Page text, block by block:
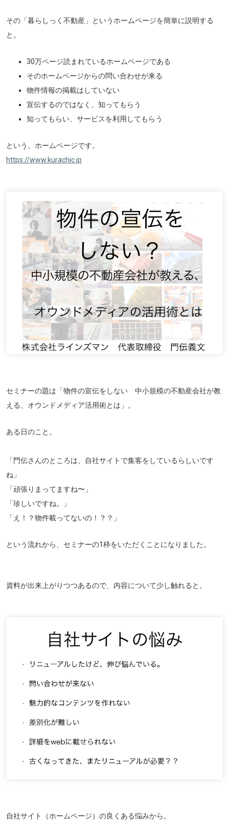
その「暮らしっく不動産」というホームページを簡単に説明する
と。
30万ページ読まれているホームページである
そのホームページからの問い合わせが来る
物件情報の掲載はしていない
宣伝するのではなく、知ってもらう
知ってもらい、サービスを利用してもらう
という、ホームページです。
https://www.kurachic.jp
セミナーの題は「物件の宣伝をしない 中小規模の不動産会社が教
える、オウンドメディア活用術とは」。
ある日のこと。
「門伝さんのところは、自社サイトで集客をしているらしいです
ね」
「頑張りまってますね〜」
「珍しいですね。」
「え！？物件載ってないの！？？」
という流れから、セミナーの1枠をいただくことになりました。
資料が出来上がりつつあるので、内容について少し触れると。
自社サイト（ホームページ）の良くある悩みから。